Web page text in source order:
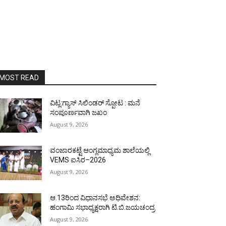
READ
ವಿಟ್ಲ:ಗ್ಯಾಸ್ ಸಿಲಿಂಡರ್ ಸ್ಪೋಟ : ಮನೆ
ಸಂಪೂರ್ಣವಾಗಿ ಜಖಂ
August 9, 2026
ವಂಜಾರಕಟ್ಟೆ ಆಂಗ್ಲಮಾಧ್ಯಮ ಶಾಲೆಯಲ್ಲಿ
VEMS ಐಸಿರ–2026
August 9, 2026
ಆ.13ರಿಂದ ವಿಧಾನಸಭೆ ಅಧಿವೇಶನ:
ಹಂಗಾಮಿ ಸಭಾಧ್ಯಕ್ಷರಾಗಿ ಟಿ.ಬಿ.ಜಯಚಂದ್ರ
August 9, 2026